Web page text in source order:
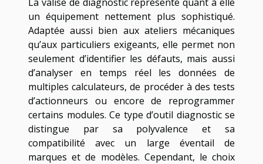
un équipement nettement plus sophistiqué.
Adaptée aussi bien aux ateliers mécaniques
qu’aux particuliers exigeants, elle permet non
seulement d’identifier les défauts, mais aussi
d’analyser en temps réel les données de
multiples calculateurs, de procéder à des tests
d’actionneurs ou encore de reprogrammer
certains modules. Ce type d’outil diagnostic se
distingue par sa polyvalence et sa
compatibilité avec un large éventail de
marques et de modèles. Cependant, le choix